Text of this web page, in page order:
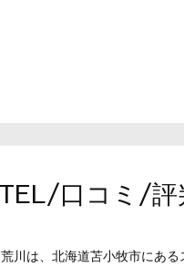
口コミ/
川は、北海道苫小牧市にあ